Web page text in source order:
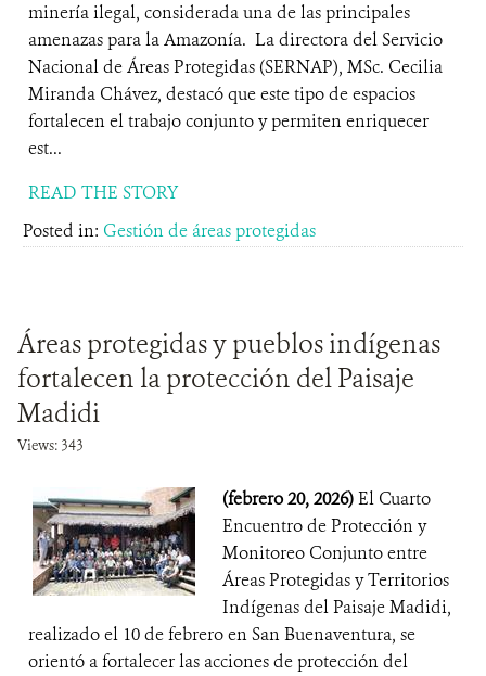
minería ilegal, considerada una de las principales
amenazas para la Amazonía. La directora del Servicio
Nacional de Áreas Protegidas (SERNAP), MSc. Cecilia
Miranda Chávez, destacó que este tipo de espacios
fortalecen el trabajo conjunto y permiten enriquecer
est...
READ THE STORY
Posted in: Gestión de áreas protegidas
Áreas protegidas y pueblos indígenas
fortalecen la protección del Paisaje
Madidi
Views: 343
(febrero 20, 2026)El Cuarto
Encuentro de Protección y
Monitoreo Conjunto entre
Áreas Protegidas y Territorios
Indígenas del Paisaje Madidi,
realizado el 10 de febrero en San Buenaventura, se
orientó a fortalecer las acciones de protección del